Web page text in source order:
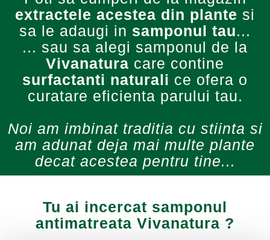
extractele acestea din plante si
sa le adaugi in samponul tau...
... sau sa alegi samponul de la
Vivanatura care contine
surfactanti naturali ce ofera o
curatare eficienta parului tau.
Noi am imbinat traditia cu stiinta si
am adunat deja mai multe plante
decat acestea pentru tine...
Tu ai incercat samponul
antimatreata Vivanatura ?